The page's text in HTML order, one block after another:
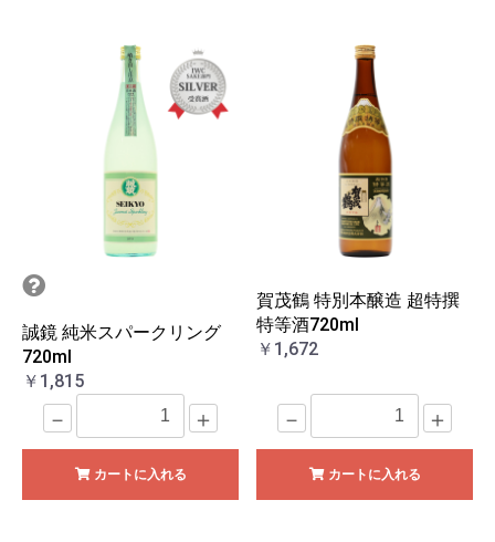
誠鏡 純米スパークリング
720ml
￥1,815
－ ＋
カートに入れる
賀茂鶴 特別本醸造 超特撰
特等酒720ml
￥1,672
－ ＋
カートに入れる